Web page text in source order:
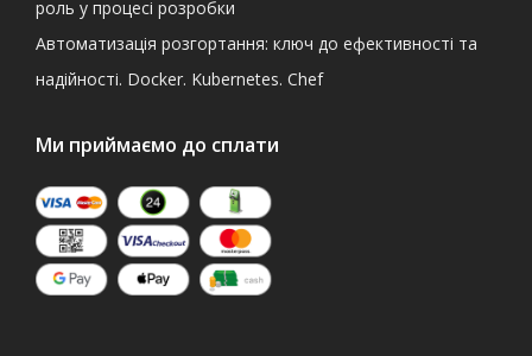
роль у процесі розробки
Автоматизація розгортання: ключ до ефективності та
надійності. Docker. Kubernetes. Chef
Ми приймаємо до сплати